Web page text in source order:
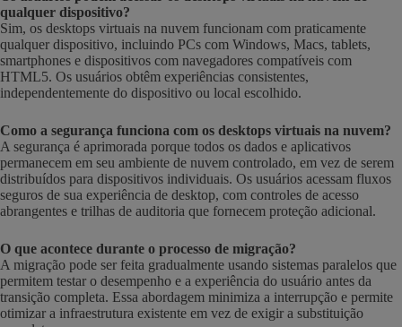
qualquer dispositivo?
Sim, os desktops virtuais na nuvem funcionam com praticamente
qualquer dispositivo, incluindo PCs com Windows, Macs, tablets,
smartphones e dispositivos com navegadores compatíveis com
HTML5. Os usuários obtêm experiências consistentes,
independentemente do dispositivo ou local escolhido.
Como a segurança funciona com os desktops virtuais na nuvem?
A segurança é aprimorada porque todos os dados e aplicativos
permanecem em seu ambiente de nuvem controlado, em vez de serem
distribuídos para dispositivos individuais. Os usuários acessam fluxos
seguros de sua experiência de desktop, com controles de acesso
abrangentes e trilhas de auditoria que fornecem proteção adicional.
O que acontece durante o processo de migração?
A migração pode ser feita gradualmente usando sistemas paralelos que
permitem testar o desempenho e a experiência do usuário antes da
transição completa. Essa abordagem minimiza a interrupção e permite
otimizar a infraestrutura existente em vez de exigir a substituição